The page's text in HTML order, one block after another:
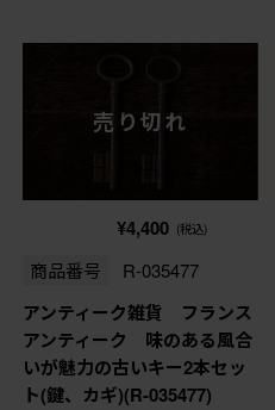
売り切れ
¥4,400 (税込)
商品番号 R-035477
アンティーク雑貨 フランス
アンティーク 味のある風合
いが魅力の古いキー2本セッ
ト(鍵、カギ)(R-035477)